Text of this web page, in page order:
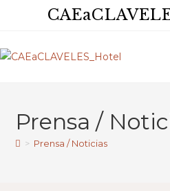
Prensa /
> Prensa / Noticias